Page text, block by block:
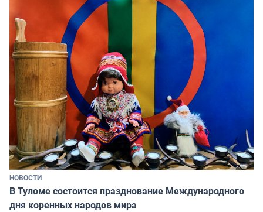
НОВОСТИ
В Туломе состоится празднование Международного
дня коренных народов мира